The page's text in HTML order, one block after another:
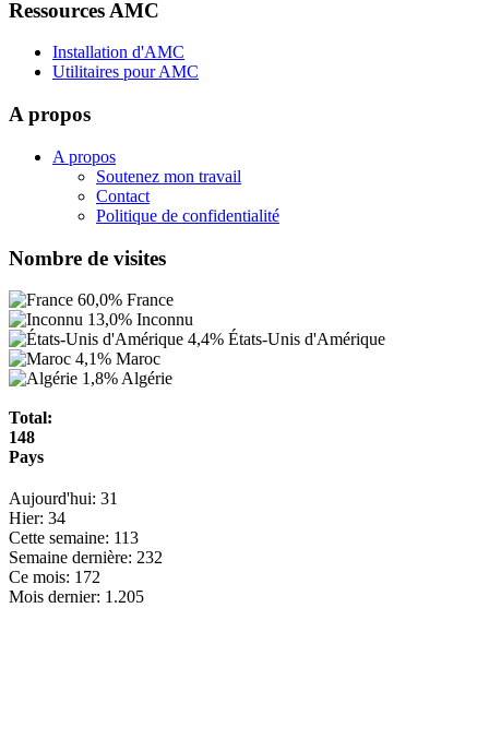
Ressources AMC
Installation d'AMC
Utilitaires pour AMC
A propos
A propos
Soutenez mon travail
Contact
Politique de confidentialité
Nombre de visites
60,0% France
13,0% Inconnu
4,4% États-Unis d'Amérique
4,1% Maroc
1,8% Algérie
Total:
148
Pays
Aujourd'hui: 31
Hier: 34
Cette semaine: 113
Semaine dernière: 232
Ce mois: 172
Mois dernier: 1.205